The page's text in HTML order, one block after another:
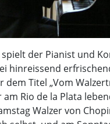
der Pianist und
hinreissend
dem Titel „Vom
am Rio de la Plata
Walzer von